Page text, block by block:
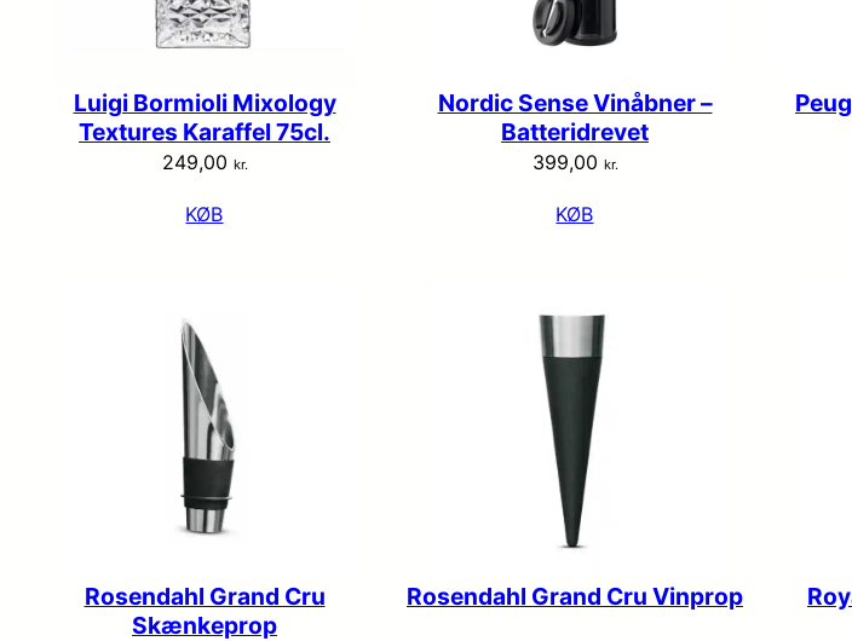
Luigi Bormioli Mixology
Textures Karaffel 75cl.
249,00 kr.
KØB
Nordic Sense Vinåbner –
Batteridrevet
399,00 kr.
KØB
Rosendahl Grand Cru
Skænkeprop
Rosendahl Grand Cru Vinprop